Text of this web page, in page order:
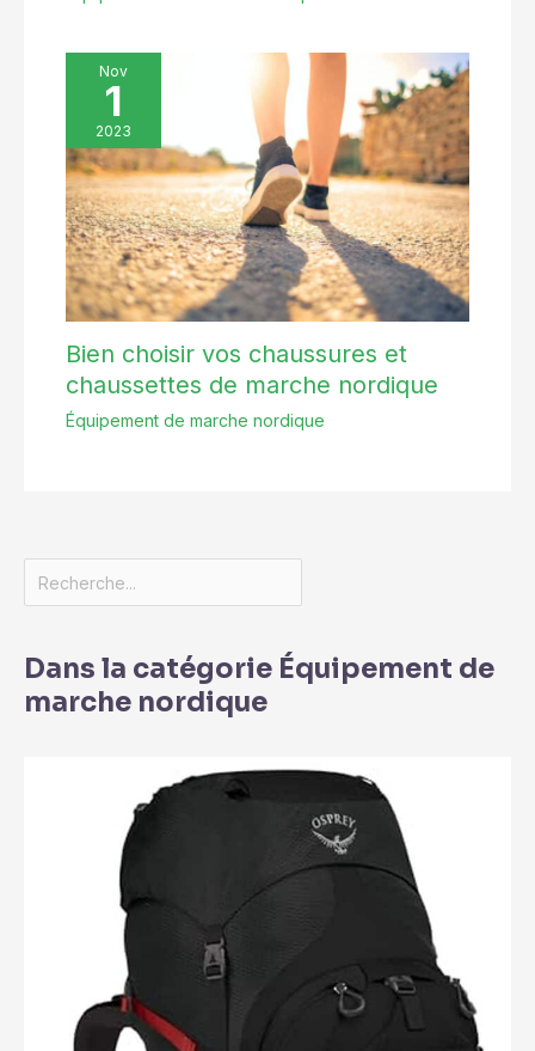
Nov
1
2023
Bien choisir vos chaussures et
chaussettes de marche nordique
Équipement de marche nordique
Dans la catégorie Équipement de
marche nordique